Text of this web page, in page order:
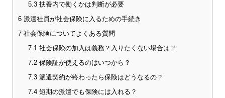
5.3扶養内で働くかは判断が必要
6派遣社員が社会保険に入るための手続き
7社会保険についてよくある質問
7.1 社会保険の加入は義務？入りたくない場合は？
7.2保険証が使えるのはいつから？
7.3派遣契約が終わったら保険はどうなるの？
7.4短期の派遣でも保険には入れる？